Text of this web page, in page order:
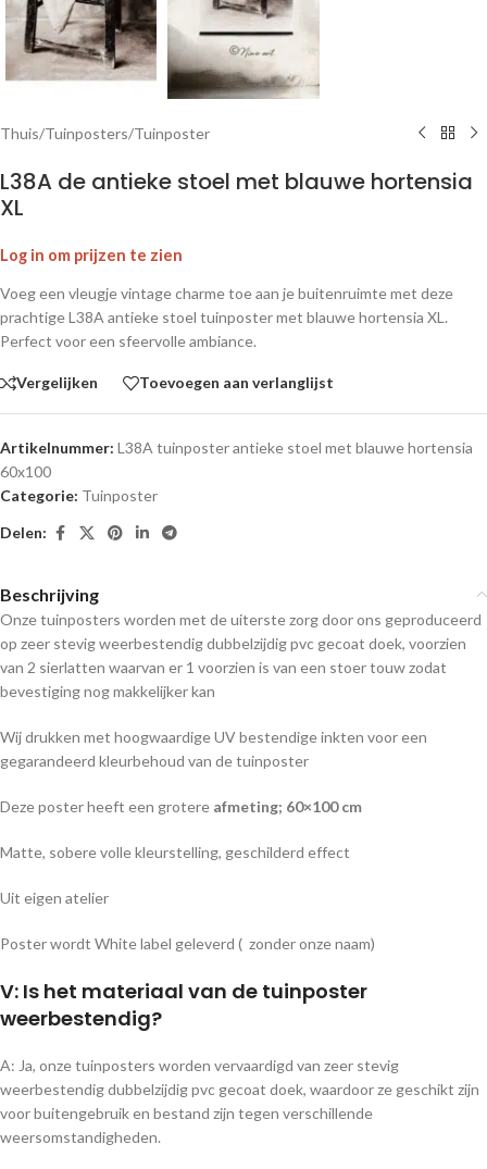
Thuis/Tuinposters/Tuinposter
L38A de antieke stoel met blauwe hortensia
XL
Log in om prijzen te zien
Voeg een vleugje vintage charme toe aan je buitenruimte met deze
prachtige L38A antieke stoel tuinposter met blauwe hortensia XL.
Perfect voor een sfeervolle ambiance.
Vergelijken Toevoegen aan verlanglijst
Artikelnummer: L38A tuinposter antieke stoel met blauwe hortensia
60x100
Categorie: Tuinposter
Delen:
Beschrijving
Onze tuinposters worden met de uiterste zorg door ons geproduceerd
op zeer stevig weerbestendig dubbelzijdig pvc gecoat doek, voorzien
van 2 sierlatten waarvan er 1 voorzien is van een stoer touw zodat
bevestiging nog makkelijker kan
Wij drukken met hoogwaardige UV bestendige inkten voor een
gegarandeerd kleurbehoud van de tuinposter
Deze poster heeft een grotere afmeting; 60×100 cm
Matte, sobere volle kleurstelling, geschilderd effect
Uit eigen atelier
Poster wordt White label geleverd ( zonder onze naam)
V: Is het materiaal van de tuinposter
weerbestendig?
A: Ja, onze tuinposters worden vervaardigd van zeer stevig
weerbestendig dubbelzijdig pvc gecoat doek, waardoor ze geschikt zijn
voor buitengebruik en bestand zijn tegen verschillende
weersomstandigheden.